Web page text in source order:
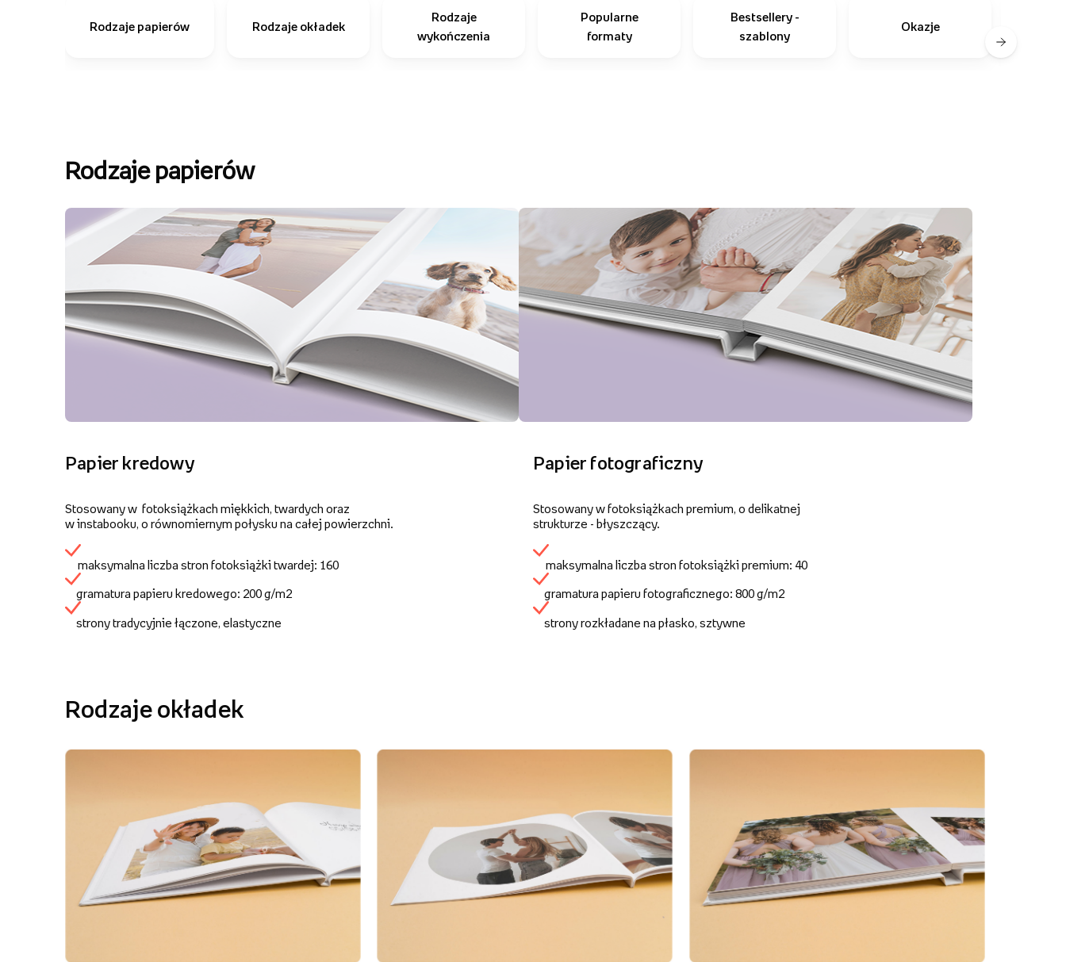
Rodzaje papierów Rodzaje okładek
Rodzaje
wykończenia
Popularne
formaty
Bestsellery -
szablony
Okazje
Rodzaje papierów
Papier kredowy
Stosowany w fotoksiążkach miękkich, twardych oraz
w instabooku, o równomiernym połysku na całej powierzchni.
maksymalna liczba stron fotoksiążki twardej: 160
gramatura papieru kredowego: 200 g/m2
strony tradycyjnie łączone, elastyczne
Papier fotograficzny
Stosowany w fotoksiążkach premium, o delikatnej
strukturze - błyszczący.
maksymalna liczba stron fotoksiążki premium: 40
gramatura papieru fotograficznego: 800 g/m2
strony rozkładane na płasko, sztywne
Rodzaje okładek